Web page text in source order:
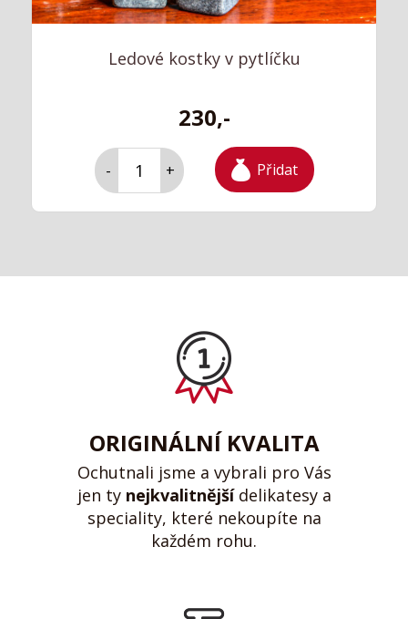
Ledové kostky v pytlíčku
230,-
- + Přidat
ORIGINÁLNÍ KVALITA
Ochutnali jsme a vybrali pro Vás
jen ty nejkvalitnějšídelikatesy a
speciality, které nekoupíte na
každém rohu.